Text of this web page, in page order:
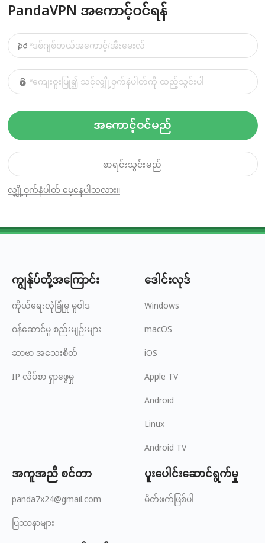
PandaVPN အကောင့်ဝင်ရန်
အကောင့်ဝင်မည်
လျှို့ဝှက်နံပါတ် မေ့နေပါသလား။
စာရင်းသွင်းမည်
ကျွန်ုပ်တို့အကြောင်း
ကိုယ်ရေးလုံခြုံမှု မူဝါဒ
ဝန်ဆောင်မှု စည်းမျဉ်းများ
ဆာဗာ အသေးစိတ်
IP လိပ်စာ ရှာဖွေမှု
ဒေါင်းလုဒ်
Windows
macOS
iOS
Apple TV
Android
Linux
Android TV
အကူအညီ စင်တာ
panda7x24@gmail.com
ပြဿနာများ
ပူးပေါင်းဆောင်ရွက်မှု
မိတ်ဖက်ဖြစ်ပါ